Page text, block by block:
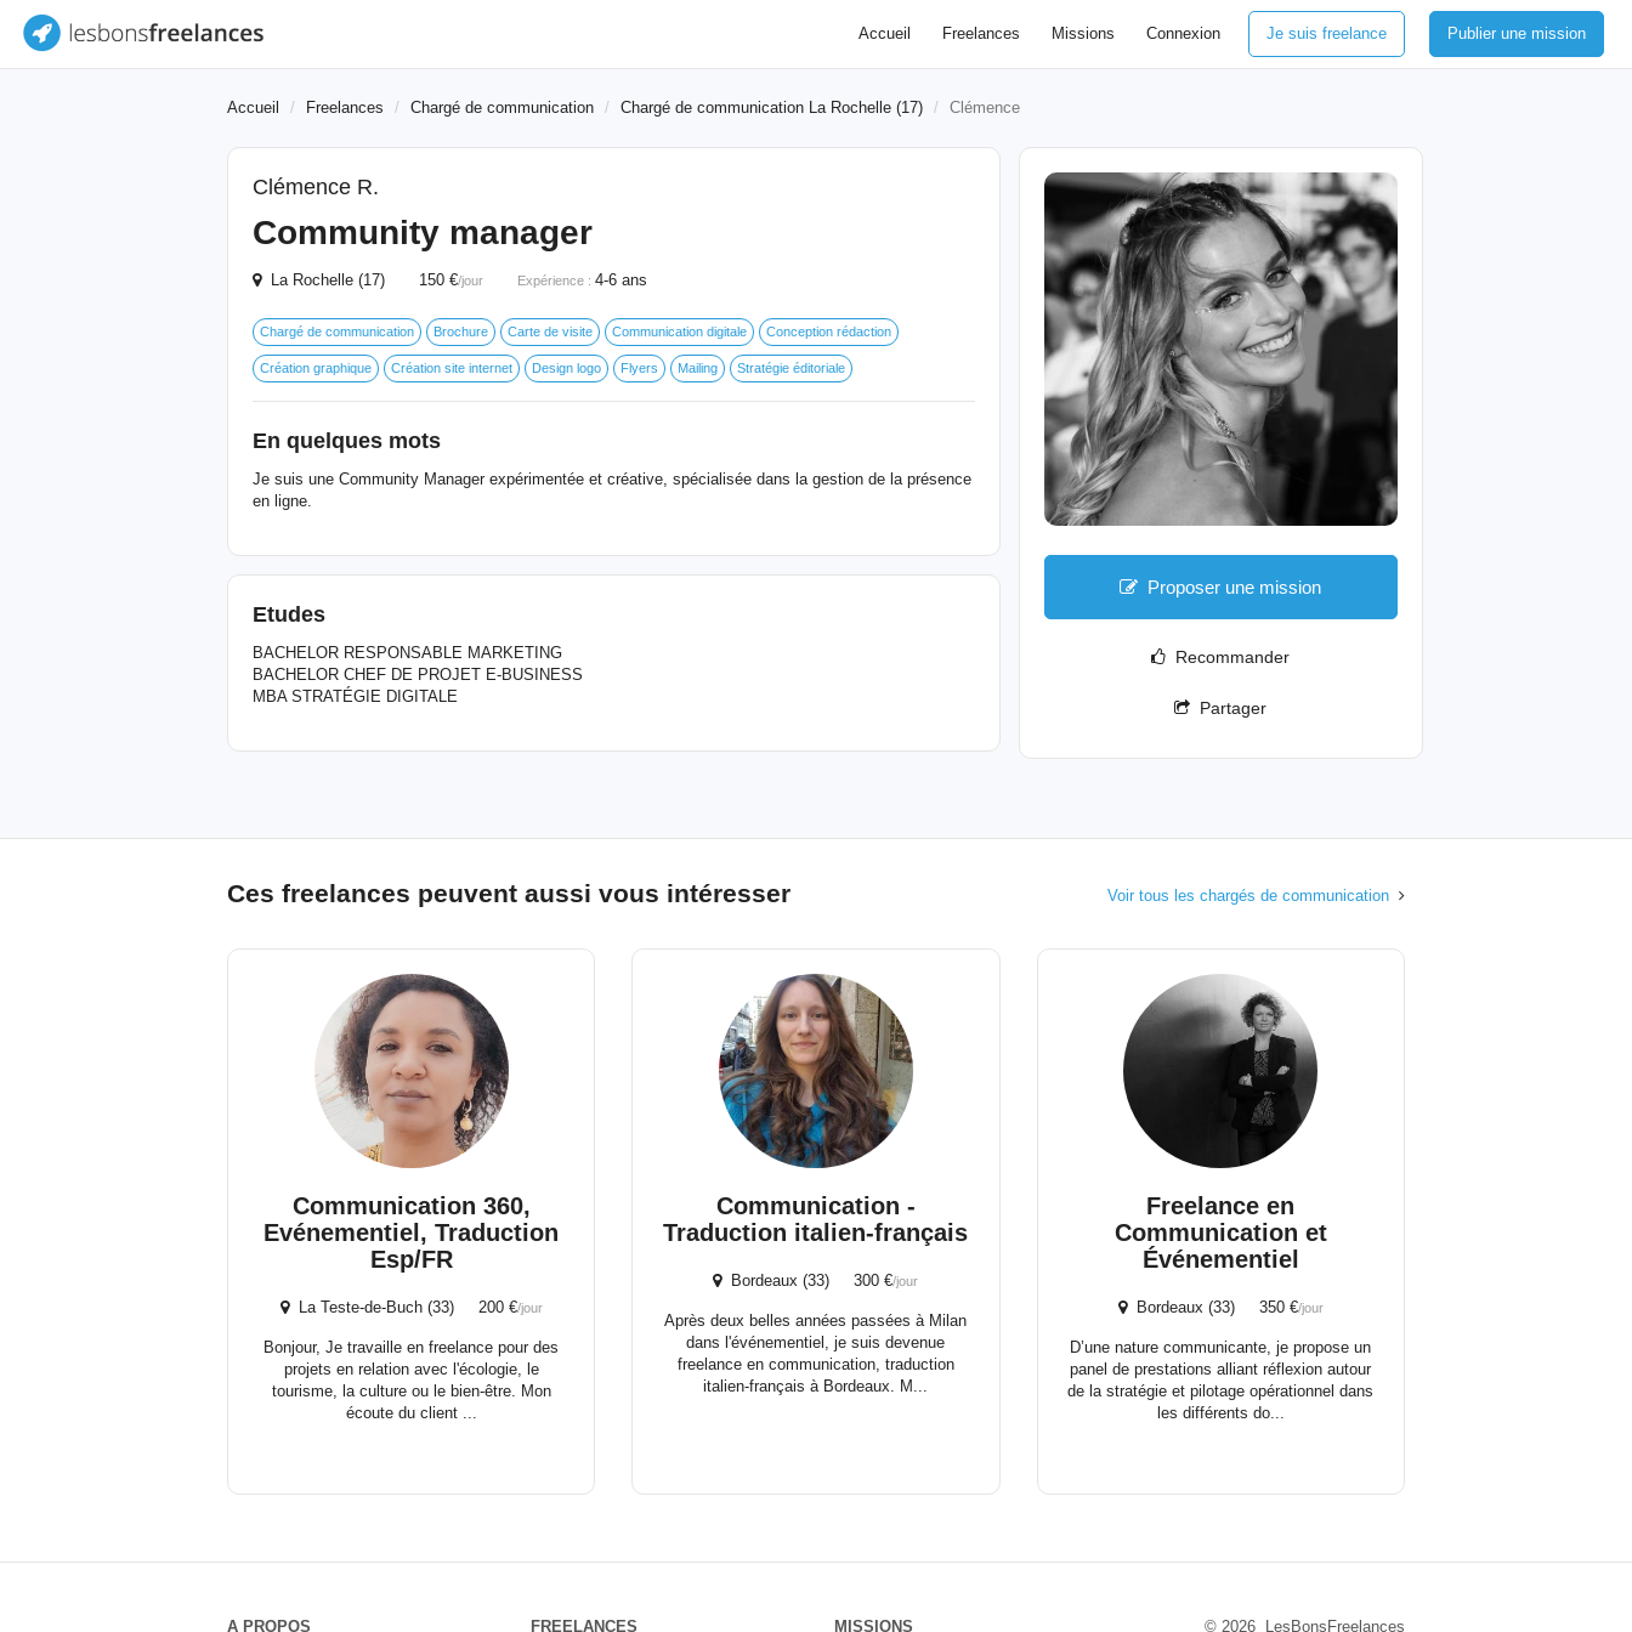
Accueil Freelances Missions Connexion Je suis freelance Publier une mission
Accueil Freelances Chargé de communication Chargé de communication La Rochelle (17) Clémence
Clémence R.
Community manager
La Rochelle (17) 150 €/jour Expérience : 4-6 ans
Chargé de communication Brochure Carte de visite Communication digitale Conception rédaction
Création graphique Création site internet Design logo Flyers Mailing Stratégie éditoriale
En quelques mots
Je suis une Community Manager expérimentée et créative, spécialisée dans la gestion de la présence
en ligne.
Etudes
BACHELOR RESPONSABLE MARKETING
BACHELOR CHEF DE PROJET E-BUSINESS
MBA STRATÉGIE DIGITALE
Proposer une mission
Recommander
Partager
Ces freelances peuvent aussi vous intéresser Voir tous les chargés de communication
Communication 360,
Evénementiel, Traduction
Esp/FR
La Teste-de-Buch (33) 200 €/jour
Bonjour, Je travaille en freelance pour des
projets en relation avec l'écologie, le
tourisme, la culture ou le bien-être. Mon
écoute du client ...
Communication -
Traduction italien-français
Bordeaux (33) 300 €/jour
Après deux belles années passées à Milan
dans l'événementiel, je suis devenue
freelance en communication, traduction
italien-français à Bordeaux. M...
Freelance en
Communication et
Événementiel
Bordeaux (33) 350 €/jour
D’une nature communicante, je propose un
panel de prestations alliant réflexion autour
de la stratégie et pilotage opérationnel dans
les différents do...
A PROPOS FREELANCES MISSIONS © 2026 LesBonsFreelances